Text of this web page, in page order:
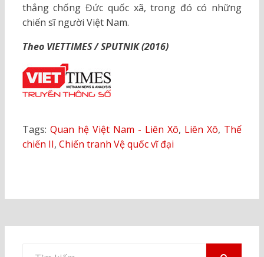
thắng chống Đức quốc xã, trong đó có những
chiến sĩ người Việt Nam.
Theo VIETTIMES / SPUTNIK (2016)
Tags: Quan hệ Việt Nam - Liên Xô, Liên Xô, Thế
chiến II, Chiến tranh Vệ quốc vĩ đại